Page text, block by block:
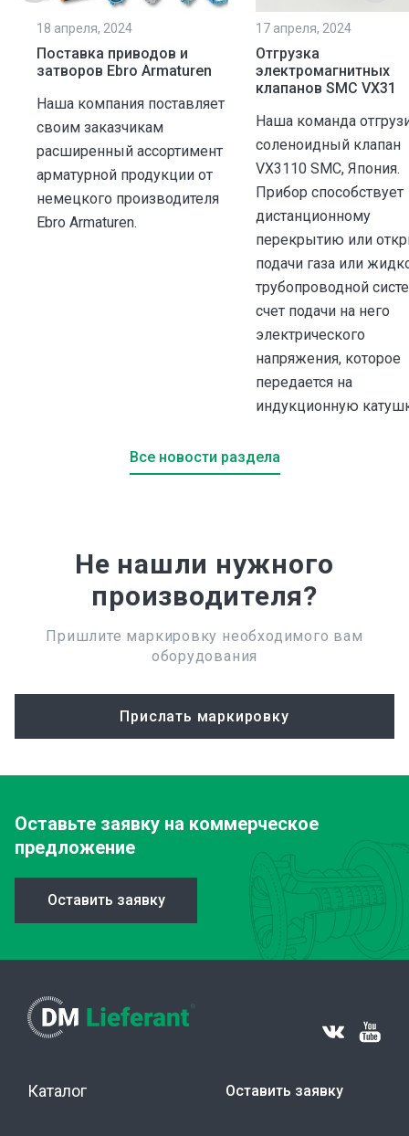
18 апреля, 2024
Поставка приводов и
затворов Ebro Armaturen
Наша компания поставляет
своим заказчикам
расширенный ассортимент
арматурной продукции от
немецкого производителя
Ebro Armaturen.
17 апреля, 2024
Отгрузка
электромагнитных
клапанов SMC VX31
Наша команда
соленоидный клапан
VX3110 SMC, Япония.
Прибор способствует
дистанционному
перекрытию или
подачи газа или
трубопроводной
счет подачи на него
электрического
напряжения, которое
передается на
индукционную
Все новости раздела
Не нашли нужного
производителя?
Пришлите маркировку необходимого вам
оборудования
Прислать маркировку
Оставьте заявку на коммерческое
предложение
Оставить заявку
Каталог Оставить заявку